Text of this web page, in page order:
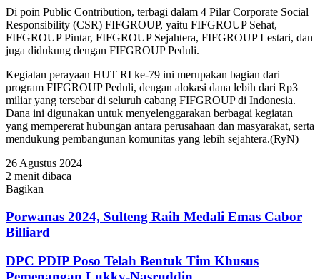
Di poin Public Contribution, terbagi dalam 4 Pilar Corporate Social
Responsibility (CSR) FIFGROUP, yaitu FIFGROUP Sehat,
FIFGROUP Pintar, FIFGROUP Sejahtera, FIFGROUP Lestari, dan
juga didukung dengan FIFGROUP Peduli.
Kegiatan perayaan HUT RI ke-79 ini merupakan bagian dari
program FIFGROUP Peduli, dengan alokasi dana lebih dari Rp3
miliar yang tersebar di seluruh cabang FIFGROUP di Indonesia.
Dana ini digunakan untuk menyelenggarakan berbagai kegiatan
yang mempererat hubungan antara perusahaan dan masyarakat, serta
mendukung pembangunan komunitas yang lebih sejahtera.(RyN)
26 Agustus 2024
2 menit dibaca
Bagikan
via
Email
Porwanas 2024, Sulteng Raih Medali Emas Cabor
Billiard
DPC PDIP Poso Telah Bentuk Tim Khusus